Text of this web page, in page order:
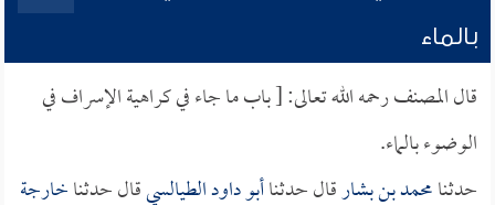
بالماء
قال المصنف رحمه الله تعالى: [ باب ما جاء في كراهية الإسراف في
الوضوء بالماء.
حدثنامحمد بن بشارقال حدثناأبو داود الطيالسيقال حدثناخارجة